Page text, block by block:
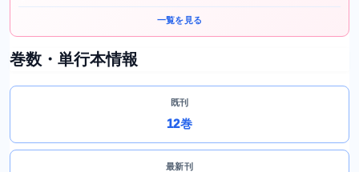
一覧を見る
巻数・単行本情報
既刊
12巻
最新刊